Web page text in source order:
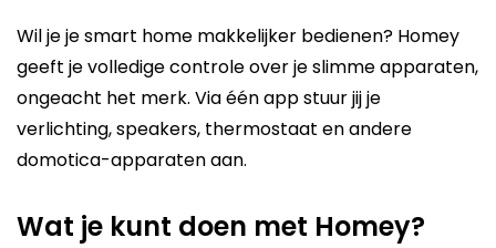
Wil je je smart home makkelijker bedienen? Homey
geeft je volledige controle over je slimme apparaten,
ongeacht het merk. Via één app stuur jij je
verlichting, speakers, thermostaat en andere
domotica-apparaten aan.
Wat je kunt doen met Homey?